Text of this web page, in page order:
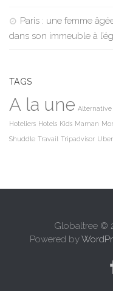
Paris : une femme
dans son immeuble à
TAGS
A la une Alternative
Hoteliers Hotels Kids Maman
Shuddle Travail Tripadvisor Uber
Globaltree ©
Powered by